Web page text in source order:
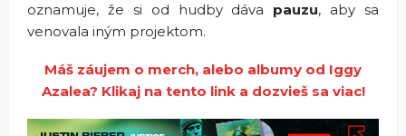
oznamuje, že si od hudby dáva pauzu, aby sa
venovala iným projektom.
Máš záujem o merch, alebo albumy od Iggy
Azalea? Klikaj na tento link a dozvieš sa viac!